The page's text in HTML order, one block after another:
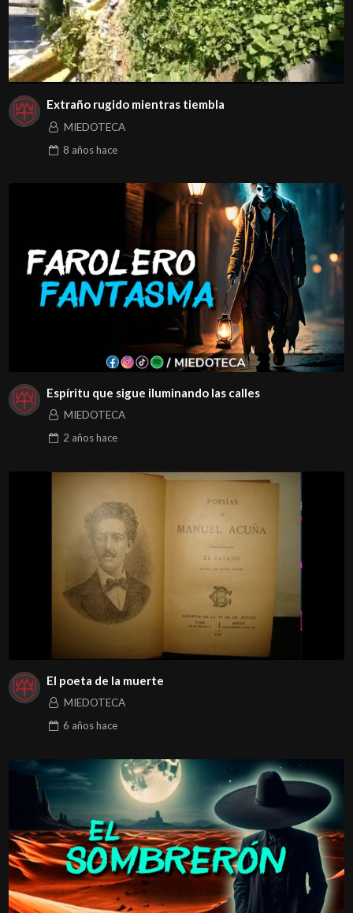
Extraño rugido mientras tiembla
MIEDOTECA
8 añoshace
Espíritu que sigue iluminando las calles
MIEDOTECA
2 añoshace
El poeta de la muerte
MIEDOTECA
6 añoshace